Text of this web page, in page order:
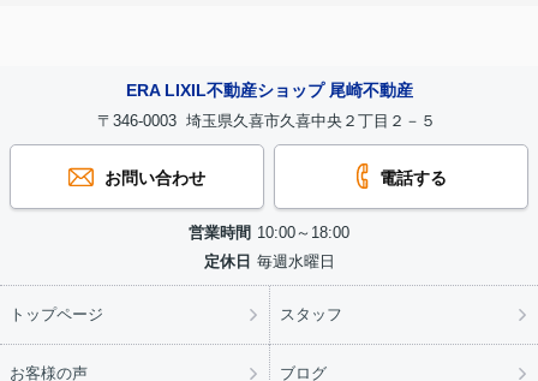
ERA LIXIL不動産ショップ 尾崎不動産
〒346-0003 埼玉県久喜市久喜中央２丁目２－５
お問い合わせ 電話する
営業時間 10:00～18:00
定休日 毎週水曜日
トップページ スタッフ
お客様の声 ブログ